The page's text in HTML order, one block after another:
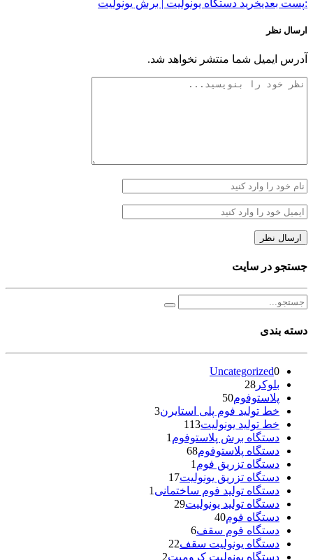
:پست بعدیخرید دستگاه یونولیت | برش یونولیت
ارسال نظر
آدرس ایمیل شما منتشر نخواهد شد.
جستجو در سایت
دسته بندی
Uncategorized0
بلوکر 28
پلاستوفوم50
خط تولید فوم پلی استایرن3
خط تولید یونولیت113
دستگاه برش پلاستوفوم 1
دستگاه پلاستوفوم68
دستگاه تزریق فوم 1
دستگاه تزریق یونولیت17
دستگاه تولید فوم ساختمانی 1
دستگاه تولید یونولیت29
دستگاه فوم40
دستگاه فوم سقف6
دستگاه یونولیت سقف22
دستگاه یونولیت کرومیت2